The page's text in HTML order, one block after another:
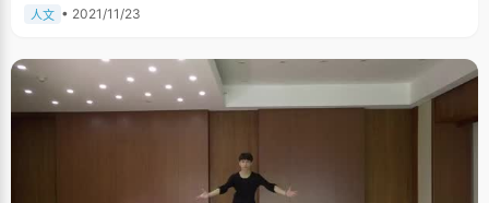
人文 • 2021/11/23